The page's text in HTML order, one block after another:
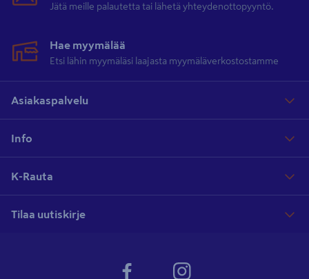
Jätä meille palautetta tai lähetä yhteydenottopyyntö.
Hae myymälää
Etsi lähin myymäläsi laajasta myymäläverkostostamme
Asiakaspalvelu
Info
K-Rauta
Tilaa uutiskirje